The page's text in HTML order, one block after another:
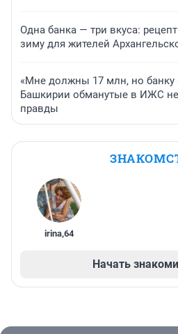
Одна банка — три вкуса:
зиму для жителей
«Мне должны 17 млн, но банку
Башкирии обманутые в ИЖС не
правды
irina,64
Начать